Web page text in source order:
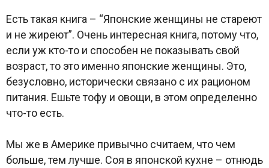
Есть такая книга – “Японские женщины не стареют
и не жиреют”. Очень интересная книга, потому что,
если уж кто-то и способен не показывать свой
возраст, то это именно японские женщины. Это,
безусловно, исторически связано с их рационом
питания. Ешьте тофу и овощи, в этом определенно
что-то есть.
Мы же в Америке привычно считаем, что чем
больше, тем лучше. Соя в японской кухне – отнюдь